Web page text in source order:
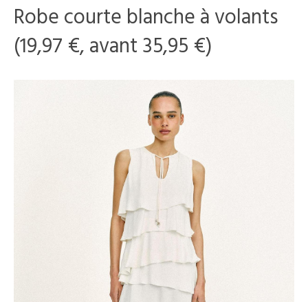
Robe courte blanche à volants
(19,97 €, avant 35,95 €)